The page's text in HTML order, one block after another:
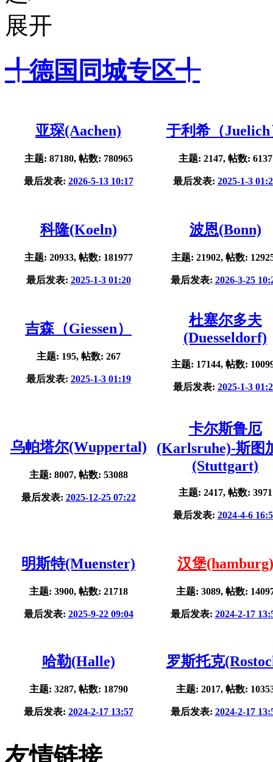
╃德国同城专区╃
亚琛(Aachen)
主题: 87180, 帖数: 780965
最后发表: 2026-5-13 10:17
于利希（Juelich
主题: 2147, 帖数: 6137
最后发表: 2025-1-3
科隆(Koeln)
主题: 20933, 帖数: 181977
最后发表: 2025-1-3 01:20
波恩(Bonn)
主题: 21902, 帖数:
最后发表: 2026-3-25
吉森（Giessen）
主题: 195, 帖数: 267
最后发表: 2025-1-3 01:19
杜塞尔多夫
(Duesseldorf)
主题: 17144, 帖数:
最后发表: 2025-1-3
乌帕塔尔(Wuppertal)
主题: 8007, 帖数: 53088
最后发表: 2025-12-25 07:22
卡尔斯鲁厄
(Karlsruhe)-斯图
(Stuttgart)
主题: 2417, 帖数: 3971
最后发表: 2024-4-6
明斯特(Muenster)
主题: 3900, 帖数: 21718
最后发表: 2025-9-22 09:04
汉堡(hamburg)
主题: 3089, 帖数:
最后发表: 2024-2-17
哈勒(Halle)
主题: 3287, 帖数: 18790
最后发表: 2024-2-17 13:57
罗斯托克
主题: 2017, 帖数:
最后发表: 2024-2-17
友情链接